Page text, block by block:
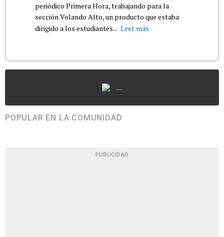
periódico Primera Hora, trabajando para la
sección Volando Alto, un producto que estaba
dirigido a los estudiantes... Leer más
...
POPULAR EN LA COMUNIDAD
PUBLICIDAD